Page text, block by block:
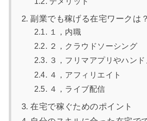
副業でも稼げる在宅ワークは
１，内職
２，クラウドソーシング
３，フリマアプリやハン
４，アフィリエイト
４，ライブ配信
在宅で稼ぐためのポイント